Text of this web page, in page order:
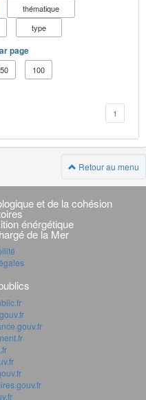
thématique
type
page
50 100
1
Retour au menu
et de la cohésion
énérgétique
de la Mer